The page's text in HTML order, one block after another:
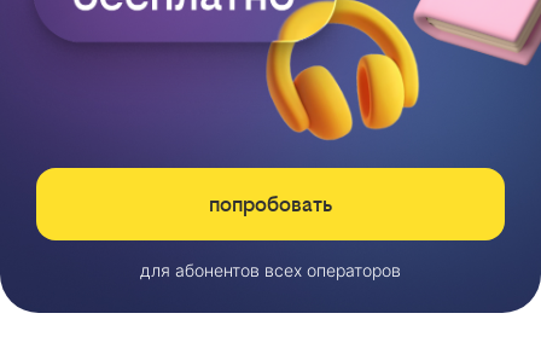
попробовать
для абонентов всех операторов